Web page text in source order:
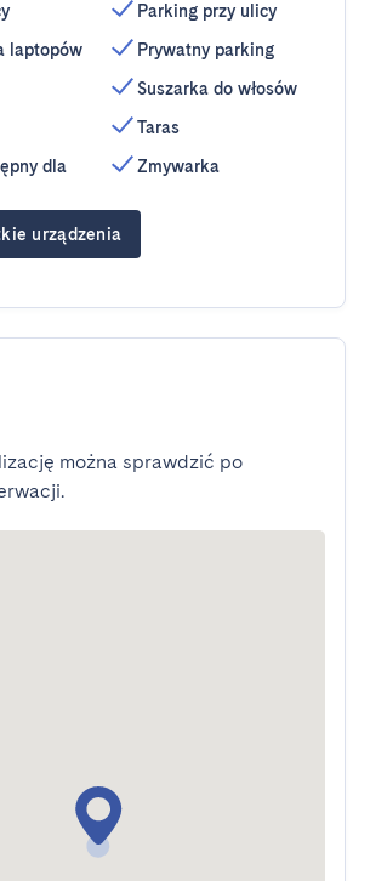
laptopów
dla
Parking przy ulicy
Prywatny parking
Suszarka do włosów
Taras
Zmywarka
urządzenia
można sprawdzić po